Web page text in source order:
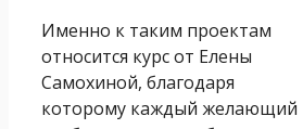
Именно к таким проектам
относится курс от Елены
Самохиной, благодаря
которому каждый желающий